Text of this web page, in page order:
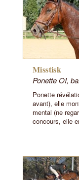
Misstisk
Ponette OI,
Ponette
avant), elle
mental (ne
concours, elle